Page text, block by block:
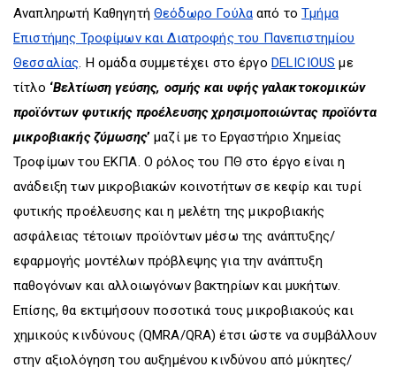
Αναπληρωτή Καθηγητή Θεόδωρο Γούλααπό τοΤμήμα
Επιστήμης Τροφίμων και Διατροφής του Πανεπιστημίου
Θεσσαλίας . Η ομάδα συμμετέχει στο έργο DELICIOUS με
τίτλο ‘Βελτίωση γεύσης, οσμής και υφής γαλακτοκομικών
προϊόντων φυτικής προέλευσης χρησιμοποιώντας προϊόντα
μικροβιακής ζύμωσης’ μαζί με το Εργαστήριο Χημείας
Τροφίμων του ΕΚΠΑ. Ο ρόλος του ΠΘ στο έργο είναι η
ανάδειξη των μικροβιακών κοινοτήτων σε κεφίρ και τυρί
φυτικής προέλευσης και η μελέτη της μικροβιακής
ασφάλειας τέτοιων προϊόντων μέσω της ανάπτυξης/
εφαρμογής μοντέλων πρόβλεψης για την ανάπτυξη
παθογόνων και αλλοιωγόνων βακτηρίων και μυκήτων.
Επίσης, θα εκτιμήσουν ποσοτικά τους μικροβιακούς και
χημικούς κινδύνους (QMRA/QRA) έτσι ώστε να συμβάλλουν
στην αξιολόγηση του αυξημένου κινδύνου από μύκητες/